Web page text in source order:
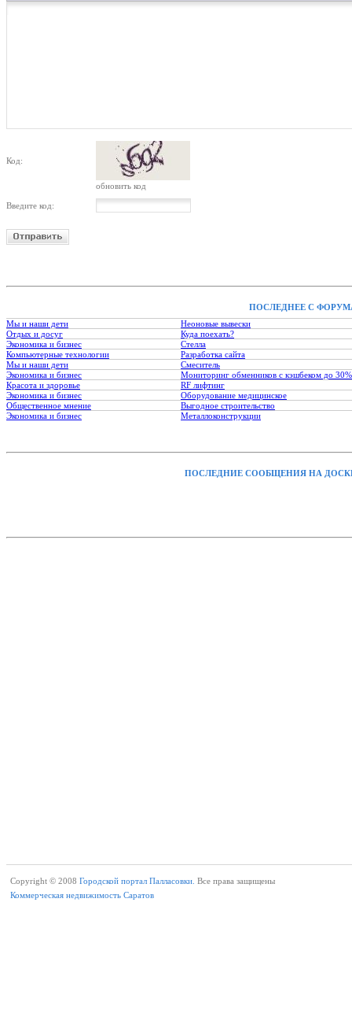
Код:
обновить код
Введите код:
ПОСЛЕДНЕЕ С
Мы и наши дети
Неоновые вывески
Отдых и досуг
Куда поехать?
Экономика и бизнес
Стелла
Компьютерные технологии
Разработка сайта
Мы и наши дети
Смеситель
Экономика и бизнес
Мониторинг обменников с кэшбеком до 30%
Красота и здоровье
RF лифтинг
Экономика и бизнес
Оборудование медицинское
Общественное мнение
Выгодное строительство
Экономика и бизнес
Металлоконструкции
ПОСЛЕДНИЕ СООБЩЕНИЯ НА
Copyright © 2008 Городской портал Палласовки. Все права защищены
Коммерческая недвижимость Саратов